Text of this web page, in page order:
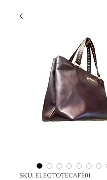
SKU: ELEGTOTECAFÉ01